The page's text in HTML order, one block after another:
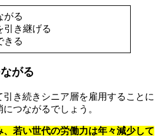
がる
引き継げる
きる
がる
き続きシニア層を雇用することに
つながるでしょう。
、若い世代の労働力は年々減少して